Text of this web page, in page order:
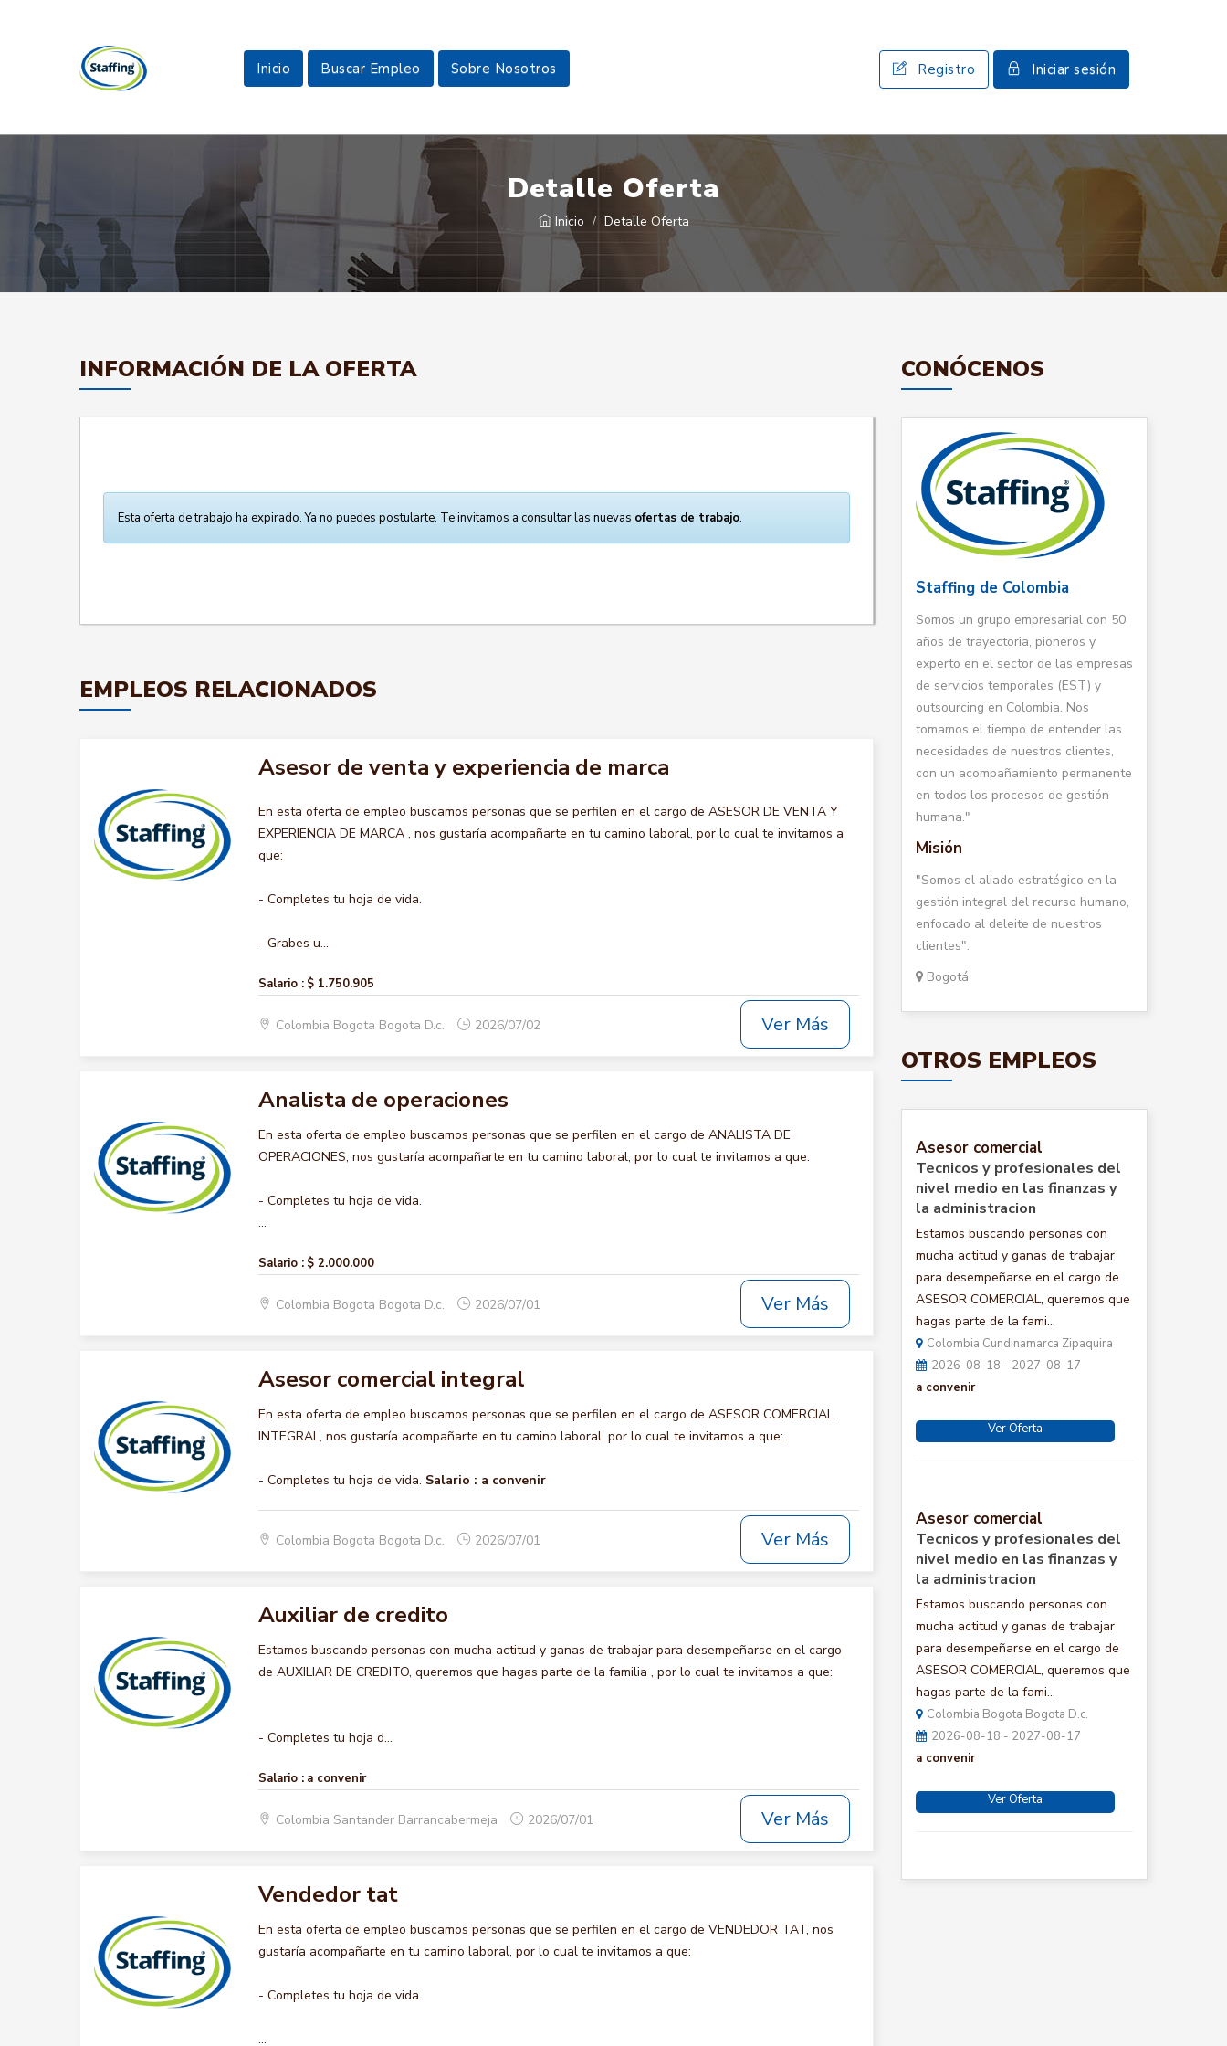
Inicio Buscar Empleo Sobre Nosotros Registro Iniciar sesión
Detalle Oferta
Inicio Detalle Oferta
INFORMACIÓN DE LA OFERTA
Esta oferta de trabajo ha expirado. Ya no puedes postularte. Te invitamos a consultar las nuevas ofertas de trabajo.
EMPLEOS RELACIONADOS
Asesor de venta y experiencia de marca
En esta oferta de empleo buscamos personas que se perfilen en el cargo de ASESOR DE VENTA Y
EXPERIENCIA DE MARCA , nos gustaría acompañarte en tu camino laboral, por lo cual te invitamos a
que:
- Completes tu hoja de vida.
- Grabes u...
Salario : $ 1.750.905
Colombia Bogota Bogota D.c. 2026/07/02 Ver Más
Analista de operaciones
En esta oferta de empleo buscamos personas que se perfilen en el cargo de ANALISTA DE
OPERACIONES, nos gustaría acompañarte en tu camino laboral, por lo cual te invitamos a que:
- Completes tu hoja de vida.
...
Salario : $ 2.000.000
Colombia Bogota Bogota D.c. 2026/07/01 Ver Más
Asesor comercial integral
En esta oferta de empleo buscamos personas que se perfilen en el cargo de ASESOR COMERCIAL
INTEGRAL, nos gustaría acompañarte en tu camino laboral, por lo cual te invitamos a que:
- Completes tu hoja de vida. Salario : a convenir
Colombia Bogota Bogota D.c. 2026/07/01 Ver Más
Auxiliar de credito
Estamos buscando personas con mucha actitud y ganas de trabajar para desempeñarse en el cargo
de AUXILIAR DE CREDITO, queremos que hagas parte de la familia , por lo cual te invitamos a que:
- Completes tu hoja d...
Salario : a convenir
Colombia Santander Barrancabermeja 2026/07/01 Ver Más
Vendedor tat
En esta oferta de empleo buscamos personas que se perfilen en el cargo de VENDEDOR TAT, nos
gustaría acompañarte en tu camino laboral, por lo cual te invitamos a que:
- Completes tu hoja de vida.
...
CONÓCENOS
Staffing de Colombia
Somos un grupo empresarial con 50
años de trayectoria, pioneros y
experto en el sector de las empresas
de servicios temporales (EST) y
outsourcing en Colombia. Nos
tomamos el tiempo de entender las
necesidades de nuestros clientes,
con un acompañamiento permanente
en todos los procesos de gestión
humana."
Misión
"Somos el aliado estratégico en la
gestión integral del recurso humano,
enfocado al deleite de nuestros
clientes".
Bogotá
OTROS EMPLEOS
Asesor comercial
Tecnicos y profesionales del
nivel medio en las finanzas y
la administracion
Estamos buscando personas con
mucha actitud y ganas de trabajar
para desempeñarse en el cargo de
ASESOR COMERCIAL, queremos que
hagas parte de la fami...
Colombia Cundinamarca Zipaquira
2026-08-18 - 2027-08-17
a convenir
Ver Oferta
Asesor comercial
Tecnicos y profesionales del
nivel medio en las finanzas y
la administracion
Estamos buscando personas con
mucha actitud y ganas de trabajar
para desempeñarse en el cargo de
ASESOR COMERCIAL, queremos que
hagas parte de la fami...
Colombia Bogota Bogota D.c.
2026-08-18 - 2027-08-17
a convenir
Ver Oferta